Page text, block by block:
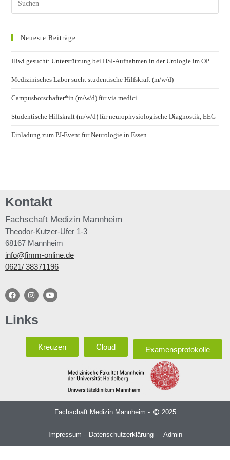
Neueste Beiträge
Hiwi gesucht: Unterstützung bei HSI-Aufnahmen in der Urologie im OP
Medizinisches Labor sucht studentische Hilfskraft (m/w/d)
Campusbotschafter*in (m/w/d) für via medici
Studentische Hilfskraft (m/w/d) für neurophysiologische Diagnostik, EEG
Einladung zum PJ-Event für Neurologie in Essen
Kontakt
Fachschaft Medizin Mannheim
Theodor-Kutzer-Ufer 1-3
68167 Mannheim
info@fimm-online.de
0621/ 38371196
Links
Kreuzen Cloud Examensprotokolle
Fachschaft Medizin Mannheim - 2025
Impressum - Datenschutzerklärung - Admin